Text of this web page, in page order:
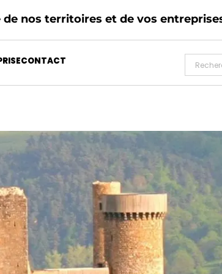
nos territoires et de vos
CONTACT